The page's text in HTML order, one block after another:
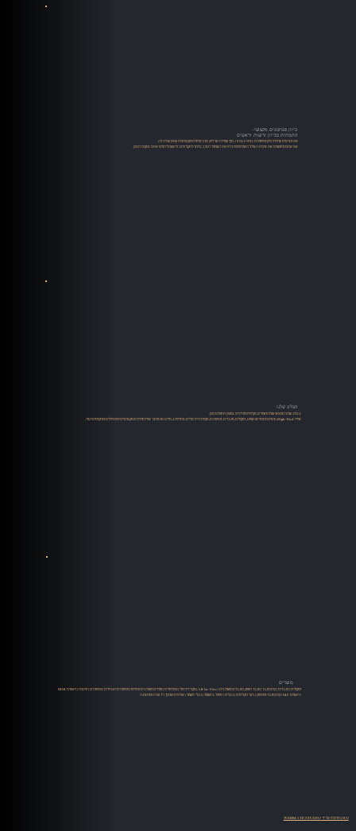
כיוון פטיפונים מקצועי-
התמחות בכיוון זרועות וראשים
אנו מציעים שירותי כיוון פטיפונים ברמה גבוהה, תוך שמירה על דיוק טכני מוחלט ומקצועיות שאין שניה לה.
אם אתם מחפשים את איכות הצליל האולטימטיבית ואת השימור הטוב ביותר לתקליטים, לראש וליהלום אתם במקום הנכון.​​
הבלוג שלנו
בבלוג שלנו תמצאו שלל מאמרים, סקירות ומדריכים במגוון תחומים כגון:
אודיו High-End, מערכות סטריאו ושמע, רמקולים, מגברים, פטיפונים, מקורות דיגיטליים, סטרימינג, מידע על מותגי אודיו מדריכים מקצועיים למתחילים ומתקדמים ועוד.
מוצרים
רמקולים |מגברים |קדם מגבר |מגבר הספק |מגברים משולבים |
All-In-One
|מקור דיגיטלי |סטרימרים |ממירים משולבים סטרימר |פטיפונים ואביזרים |פטיפונים |זרועות |ראשים MM
| ראשים MC |
קדם מגבר לפטיפון ניקוי תקליטים |כבלים טיפול בחשמל |כבלי חשמל |ארוניות ושיכוך |יד שניה ומתצוגה
עיצוב ופיתוח על ידי WEBMATE STUDIO